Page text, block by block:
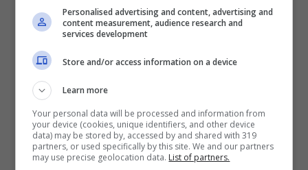
Elodie in vacanza è una
meraviglia: in bianco
incanta i fan
Personalised advertising and content, advertising and
content measurement, audience research and
services development
Store and/or access information on a device
Learn more
Your personal data will be processed and information from
your device (cookies, unique identifiers, and other device
data) may be stored by, accessed by and shared with 319
partners, or used specifically by this site. We and our partners
may use precise geolocation data. List of partners.